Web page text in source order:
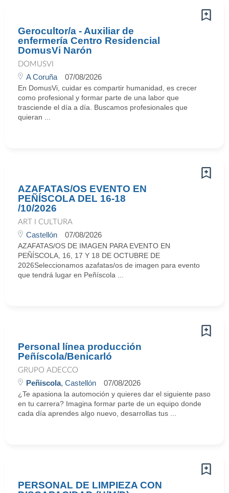
Gerocultor/a - Auxiliar de
enfermería Centro Residencial
DomusVi Narón
DOMUSVI
A Coruña 07/08/2026
En DomusVi, cuidar es compartir humanidad, es crecer
como profesional y formar parte de una labor que
trasciende el día a día. Buscamos profesionales que
quieran ...
AZAFATAS/OS EVENTO EN
PEÑÍSCOLA DEL 16-18
/10/2026
ART I CULTURA
Castellón 07/08/2026
AZAFATAS/OS DE IMAGEN PARA EVENTO EN
PEÑÍSCOLA, 16, 17 Y 18 DE OCTUBRE DE
2026Seleccionamos azafatas/os de imagen para evento
que tendrá lugar en Peñíscola ...
Personal línea producción
Peñíscola/Benicarló
GRUPO ADECCO
Peñiscola, Castellón 07/08/2026
¿Te apasiona la automoción y quieres dar el siguiente paso
en tu carrera? Imagina formar parte de un equipo donde
cada día aprendes algo nuevo, desarrollas tus ...
PERSONAL DE LIMPIEZA CON